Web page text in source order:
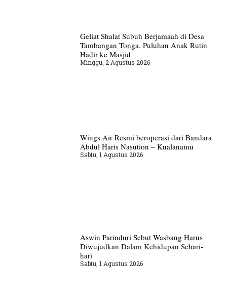
Geliat Shalat Subuh Berjamaah di Desa
Tambangan Tonga, Puluhan Anak Rutin
Hadir ke Masjid
Minggu, 2 Agustus 2026
Wings Air Resmi beroperasi dari Bandara
Abdul Haris Nasution – Kualanamu
Sabtu, 1 Agustus 2026
Aswin Parinduri Sebut Wasbang Harus
Diwujudkan Dalam Kehidupan Sehari-
hari
Sabtu, 1 Agustus 2026